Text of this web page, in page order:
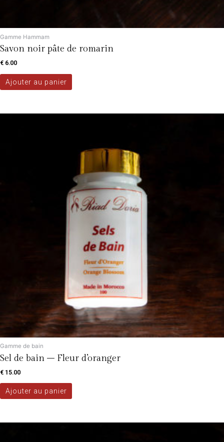
Gamme Hammam
Savon noir pâte de romarin
€ 6.00
Ajouter au panier
Gamme de bain
Sel de bain – Fleur d’oranger
€ 15.00
Ajouter au panier